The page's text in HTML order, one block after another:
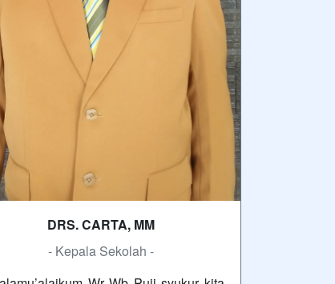
DRS. CARTA, MM
- Kepala Sekolah -